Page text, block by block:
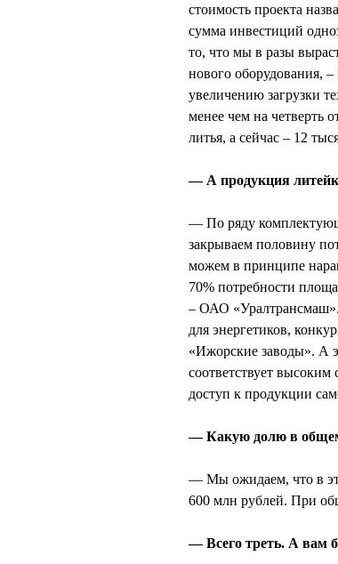
стоимость проекта
сумма инвестиций
то, что мы в разы
нового оборудования,
увеличению загрузки
менее чем на четверть
литья, а сейчас – 12
— А продукция
— По ряду
закрываем половину
можем в принципе
70% потребности
– ОАО «Уралтрансмаш».
для энергетиков,
«Ижорские заводы». А
соответствует
доступ к продукции
— Какую долю в общем
— Мы ожидаем, что в
600 млн рублей. При
— Всего треть. А вам